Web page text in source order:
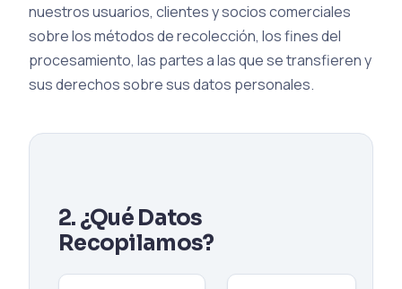
nuestros usuarios, clientes y socios comerciales
sobre los métodos de recolección, los fines del
procesamiento, las partes a las que se transfieren y
sus derechos sobre sus datos personales.
2. ¿Qué Datos
Recopilamos?